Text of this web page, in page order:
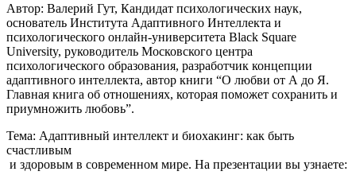
Автор: Валерий Гут, Кандидат психологических наук,
основатель Института Адаптивного Интеллекта и
психологического онлайн-университета Black Square
University, руководитель Московского центра
психологического образования, разработчик концепции
адаптивного интеллекта, автор книги “О любви от А до Я.
Главная книга об отношениях, которая поможет сохранить и
приумножить любовь”.
Тема: Адаптивный интеллект и биохакинг: как быть
счастливым
и здоровым в современном мире. На презентации вы узнаете: